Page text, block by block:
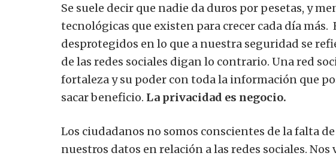
Se suele decir que nadie da duros por pesetas, y
tecnológicas que existen para crecer cada día
desprotegidos en lo que a nuestra seguridad se
de las redes sociales digan lo contrario. Una red
fortaleza y su poder con toda la información que
sacar beneficio. La privacidad es negocio.
Los ciudadanos no somos conscientes de la falta
nuestros datos en relación a las redes sociales.